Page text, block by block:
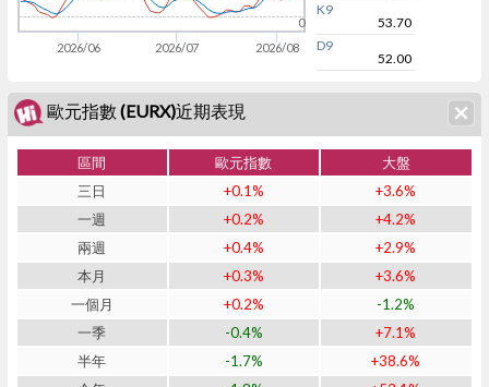
2026/06 2026/07 2026/08
0
K9
53.70
D9
52.00
歐元指數 (EURX)近期表現
區間 歐元指數
大盤
三日
+0.1%
+3.6%
一週
+0.2%
+4.2%
兩週
+0.4%
+2.9%
本月
+0.3%
+3.6%
一個月
+0.2%
-1.2%
一季
-0.4%
+7.1%
半年
-1.7%
+38.6%